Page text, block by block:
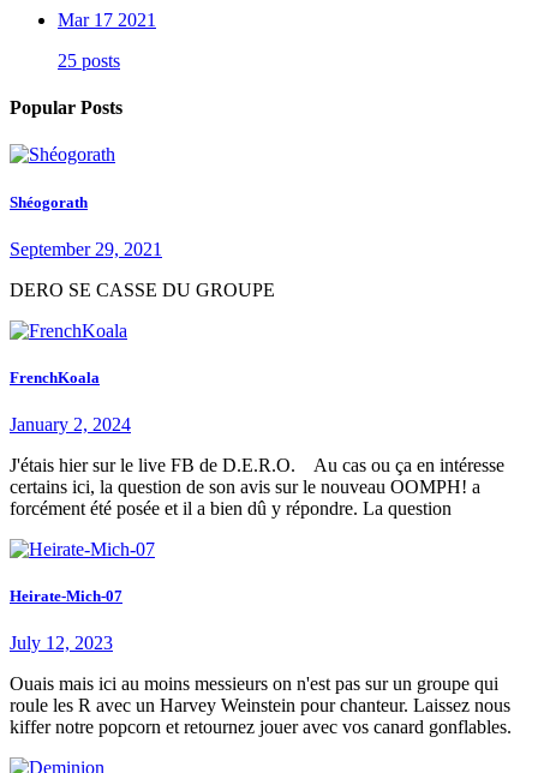
Mar 17 2021
25 posts
Popular Posts
Shéogorath
September 29, 2021
DERO SE CASSE DU GROUPE
FrenchKoala
January 2, 2024
J'étais hier sur le live FB de D.E.R.O. Au cas ou ça en intéresse
certains ici, la question de son avis sur le nouveau OOMPH! a
forcément été posée et il a bien dû y répondre. La question
Heirate-Mich-07
July 12, 2023
Ouais mais ici au moins messieurs on n'est pas sur un groupe qui
roule les R avec un Harvey Weinstein pour chanteur. Laissez nous
kiffer notre popcorn et retournez jouer avec vos canard gonflables.